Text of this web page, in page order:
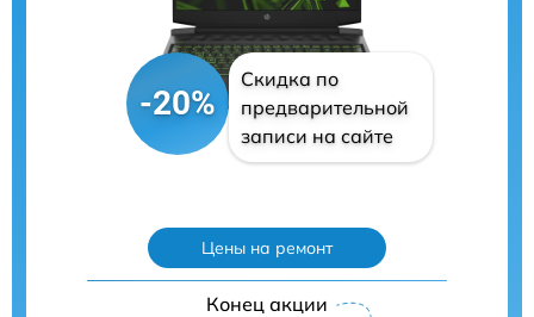
-20%
Скидка по
предварительной
записи на сайте
Цены на ремонт
Конец акции